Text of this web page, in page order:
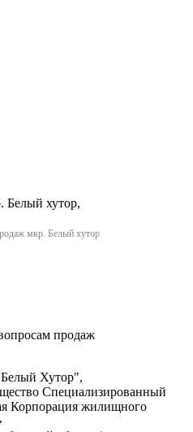
Белый хутор,
мкр. Белый хутор
продаж
Хутор",
Специализированный
Корпорация жилищного